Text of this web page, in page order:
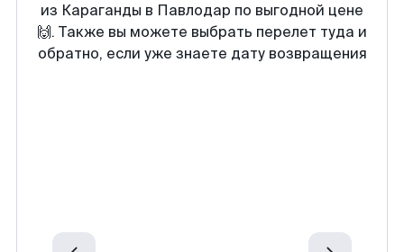
из Караганды в Павлодар по выгодной цене
🙌. Также вы можете выбрать перелет туда и
обратно, если уже знаете дату возвращения